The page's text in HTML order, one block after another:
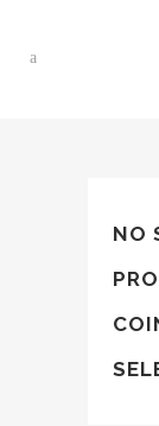
NO